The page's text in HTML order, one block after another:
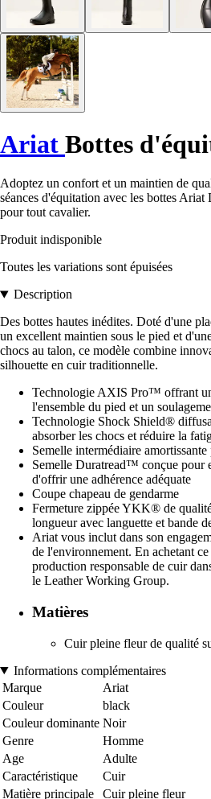
Ariat Bottes
Adoptez un confort et un maintien de
séances d'équitation avec les bottes
pour tout cavalier.
Produit indisponible
Toutes les variations sont épuisées
Description
Des bottes hautes inédites. Doté d'une
un excellent maintien sous le pied et
chocs au talon, ce modèle combine
silhouette en cuir traditionnelle.
Technologie AXIS Pro™ offrant
l'ensemble du pied et un
Technologie Shock Shield®
absorber les chocs et réduire la
Semelle intermédiaire
Semelle Duratread™ conçue pour
d'offrir une adhérence adéquate
Coupe chapeau de gendarme
Fermeture zippée YKK® de
longueur avec languette et bande
Ariat vous inclut dans son
de l'environnement. En achetant
production responsable de cuir
le Leather Working Group.
Matières
Cuir pleine fleur de qualité
Informations complémentaires
Marque
Ariat
Couleur
black
Couleur dominante Noir
Genre
Homme
Age
Adulte
Caractéristique
Cuir
Matière principale
Cuir pleine fleur